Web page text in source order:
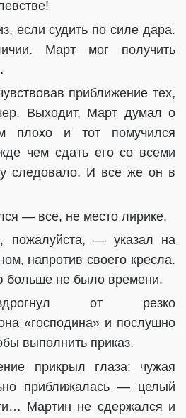
если судить по силе дара.
Март мог получить
приближение тех,
Выходит, Март думал о
плохо и тот помучился
чем сдать его со всеми
следовало. И все же он в
— все, не место лирике.
пожалуйста, — указал на
напротив своего кресла.
больше не было времени.
от резко
«господина» и послушно
выполнить приказ.
прикрыл глаза: чужая
приближалась — целый
Мартин не сдержался и